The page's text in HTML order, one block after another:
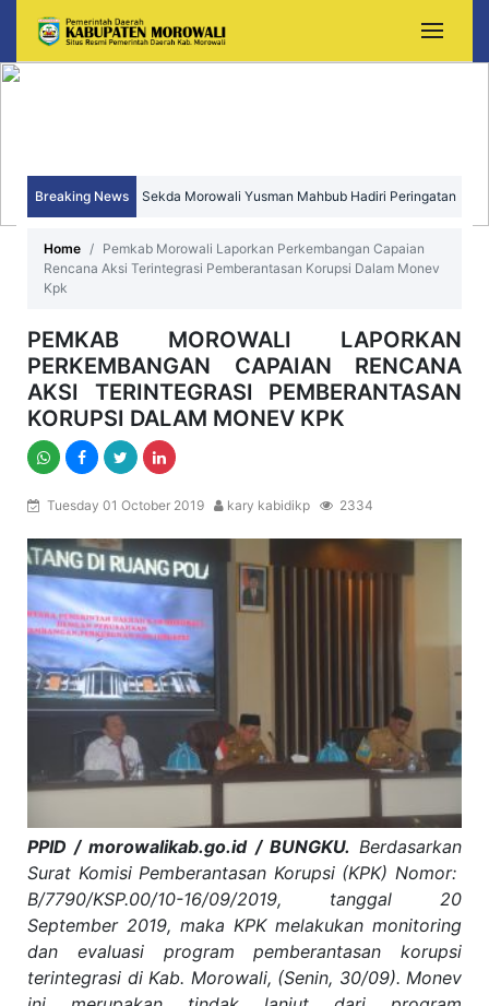
Breaking News Sekda Morowali Yusman Mahbub Hadiri Peringatan
Home
Pemkab Morowali Laporkan Perkembangan Capaian
Rencana Aksi Terintegrasi Pemberantasan Korupsi Dalam Monev
Kpk
PEMKAB MOROWALI LAPORKAN
PERKEMBANGAN CAPAIAN RENCANA
AKSI TERINTEGRASI PEMBERANTASAN
KORUPSI DALAM MONEV KPK
Tuesday 01 October 2019 kary kabidikp 2334
PPID / morowalikab.go.id / BUNGKU. Berdasarkan
Surat Komisi Pemberantasan Korupsi (KPK) Nomor:
B/7790/KSP.00/10-16/09/2019, tanggal 20
September 2019, maka KPK melakukan monitoring
dan evaluasi program pemberantasan korupsi
terintegrasi di Kab. Morowali, (Senin, 30/09). Monev